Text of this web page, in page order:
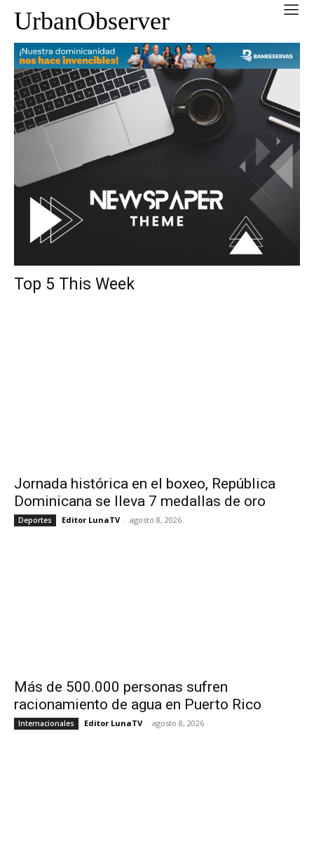
UrbanObserver
Top 5 This Week
Jornada histórica en el boxeo, República
Dominicana se lleva 7 medallas de oro
Deportes Editor LunaTV - agosto 8, 2026
Más de 500.000 personas sufren
racionamiento de agua en Puerto Rico
Internacionales Editor LunaTV - agosto 8, 2026